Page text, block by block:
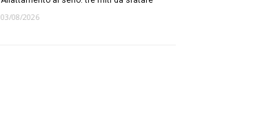
03/08/2026